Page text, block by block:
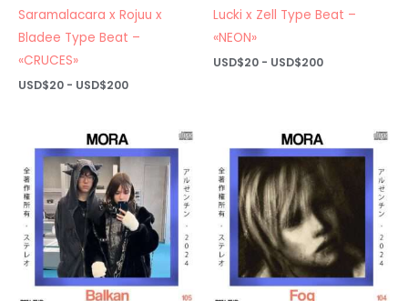
Saramalacara x Rojuu x
Bladee Type Beat –
«CRUCES»
USD$20 - USD$200Rango
USD$20
hasta
USD$200
Lucki x Zell Type Beat –
«NEON»
USD$20 - USD$200Rango
USD$200